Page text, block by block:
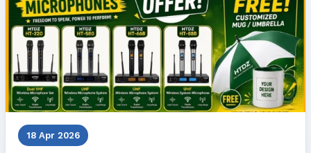
18 Apr 2026